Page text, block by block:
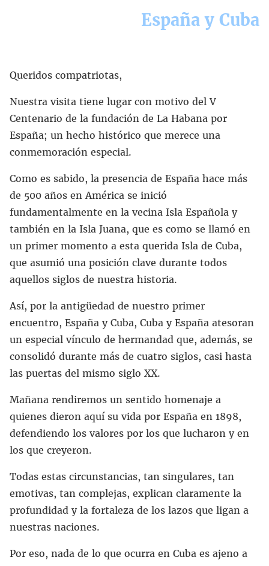
España y Cuba
Queridos compatriotas,
Nuestra visita tiene lugar con motivo del V
Centenario de la fundación de La Habana por
España; un hecho histórico que merece una
conmemoración especial.
Como es sabido, la presencia de España hace más
de 500 años en América se inició
fundamentalmente en la vecina Isla Española y
también en la Isla Juana, que es como se llamó en
un primer momento a esta querida Isla de Cuba,
que asumió una posición clave durante todos
aquellos siglos de nuestra historia.
Así, por la antigüedad de nuestro primer
encuentro, España y Cuba, Cuba y España atesoran
un especial vínculo de hermandad que, además, se
consolidó durante más de cuatro siglos, casi hasta
las puertas del mismo siglo XX.
Mañana rendiremos un sentido homenaje a
quienes dieron aquí su vida por España en 1898,
defendiendo los valores por los que lucharon y en
los que creyeron.
Todas estas circunstancias, tan singulares, tan
emotivas, tan complejas, explican claramente la
profundidad y la fortaleza de los lazos que ligan a
nuestras naciones.
Por eso, nada de lo que ocurra en Cuba es ajeno a